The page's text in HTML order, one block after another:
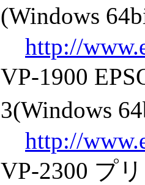
(Windows
http://
VP-1900
3(Windows
http://
VP-2300 プ